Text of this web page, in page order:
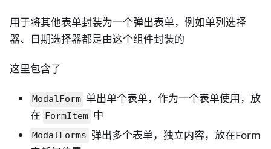
用于将其他表单封装为一个弹出表单，例如单列选择
器、日期选择器都是由这个组件封装的
这里包含了
ModalForm 单出单个表单，作为一个表单使用，放
在 FormItem 中
ModalForms 弹出多个表单，独立内容，放在Form